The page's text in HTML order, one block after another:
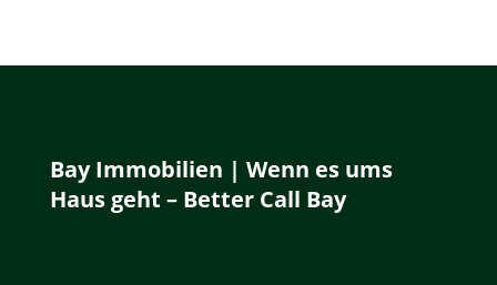
Bay Immobilien | Wenn es ums
Haus geht – Better Call Bay